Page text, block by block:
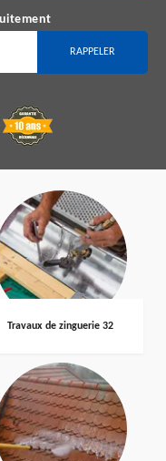
Travaux de zinguerie 32